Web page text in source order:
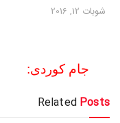
شوبات 12, 2016
جام کوردی:
Related Posts